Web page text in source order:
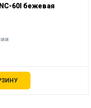
60I бежевая